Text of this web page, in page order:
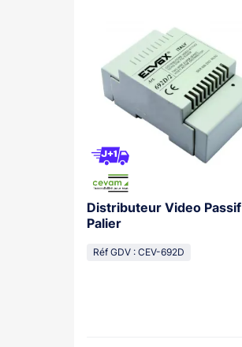
Distributeur Video Passif
Palier
Réf GDV : CEV-692D